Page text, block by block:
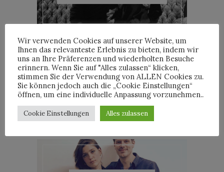
ROOSEVELT IM INTERVIEW
Wir verwenden Cookies auf unserer Website, um
Ihnen das relevanteste Erlebnis zu bieten, indem wir
uns an Ihre Präferenzen und wiederholten Besuche
erinnern. Wenn Sie auf "Alles zulassen“ klicken,
stimmen Sie der Verwendung von ALLEN Cookies zu.
Sie können jedoch auch die „Cookie Einstellungen“
öffnen, um eine individuelle Anpassung vorzunehmen..
Cookie Einstellungen Alles zulassen